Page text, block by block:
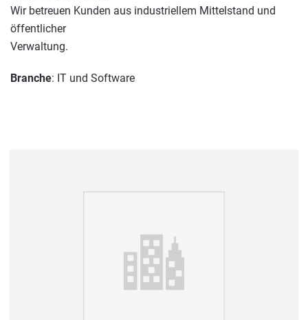
Wir betreuen Kunden aus industriellem Mittelstand und
öffentlicher
Verwaltung.
Branche: IT und Software